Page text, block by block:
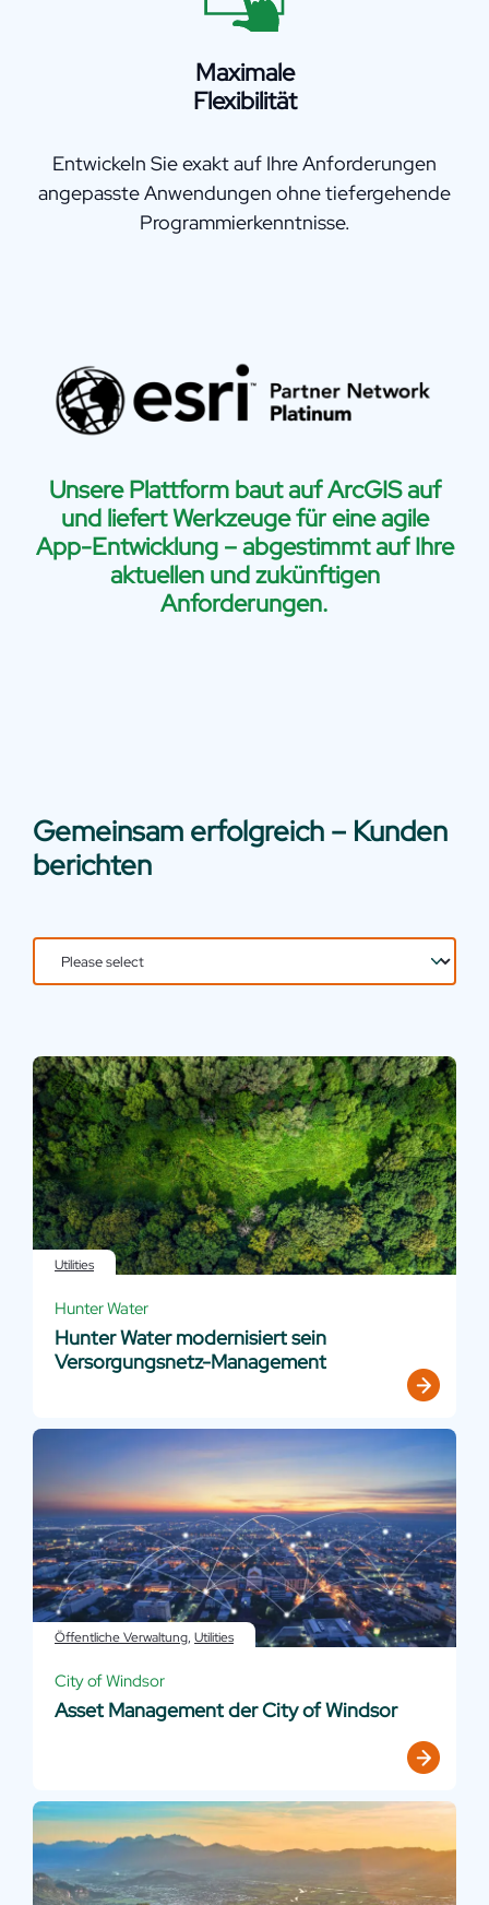
Maximale
Flexibilität
Entwickeln Sie exakt auf Ihre Anforderungen
angepasste Anwendungen ohne tiefergehende
Programmierkenntnisse.
Unsere Plattform baut auf ArcGIS auf
und liefert Werkzeuge für eine agile
App-Entwicklung – abgestimmt auf Ihre
aktuellen und zukünftigen
Anforderungen.
Gemeinsam erfolgreich – Kunden
berichten
Utilities
Hunter Water
Hunter Water modernisiert sein
Versorgungsnetz-Management
Öffentliche Verwaltung, Utilities
City of Windsor
Asset Management der City of Windsor